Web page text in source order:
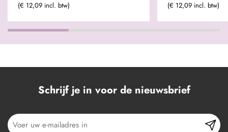
(€ 12,09 incl. btw) (€ 12,09 incl. btw)
Schrijf je in voor de nieuwsbrief